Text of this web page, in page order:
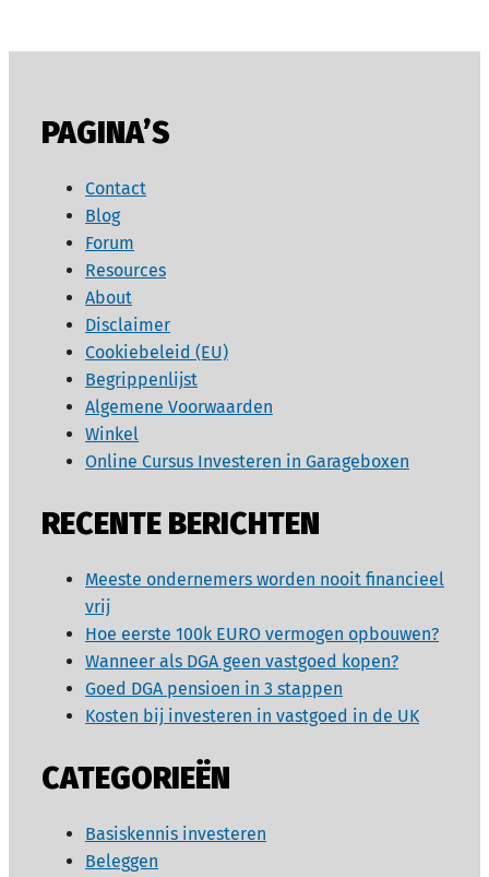
PAGINA’S
Contact
Blog
Forum
Resources
About
Disclaimer
Cookiebeleid (EU)
Begrippenlijst
Algemene Voorwaarden
Winkel
Online Cursus Investeren in Garageboxen
RECENTE BERICHTEN
Meeste ondernemers worden nooit financieel
vrij
Hoe eerste 100k EURO vermogen opbouwen?
Wanneer als DGA geen vastgoed kopen?
Goed DGA pensioen in 3 stappen
Kosten bij investeren in vastgoed in de UK
CATEGORIEËN
Basiskennis investeren
Beleggen